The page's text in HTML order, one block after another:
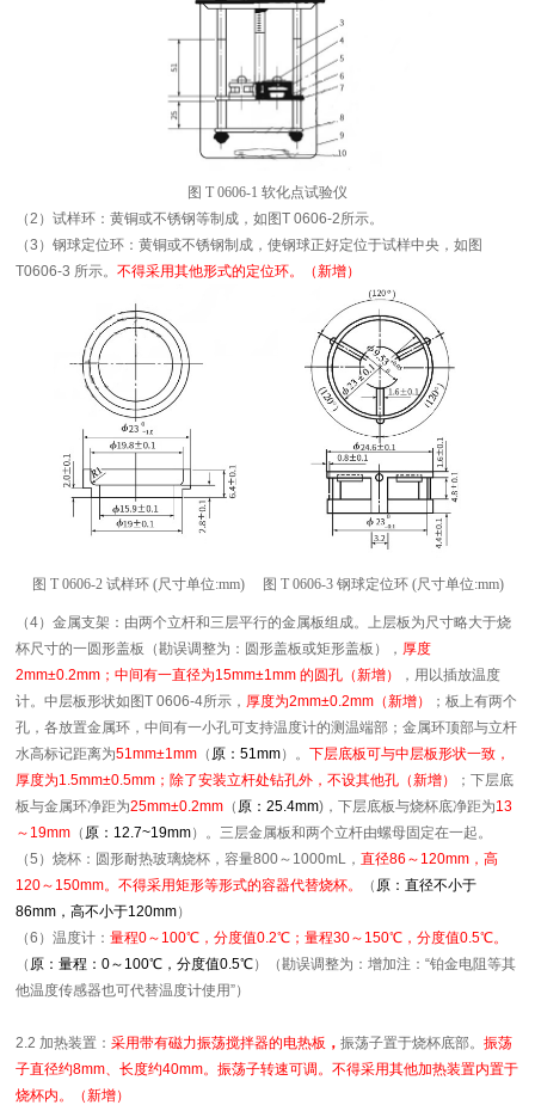
图 T 0606-1 软化点试验仪
（2）试样环：黄铜或不锈钢等制成，如图T 0606-2所示。
（3）钢球定位环：黄铜或不锈钢制成，使钢球正好定位于试样中央，如图
T0606-3 所示。不得采用其他形式的定位环。 （新增）
图 T 0606-2 试样环 (尺寸单位:mm) 图 T 0606-3 钢球定位环 (尺寸单位:mm)
（4）金属支架：由两个立杆和三层平行的金属板组成。上层板为尺寸略大于烧
杯尺寸的一圆形盖板（勘误调整为：圆形盖板或矩形盖板）， 厚度
2mm±0.2mm；中间有一直径为15mm±1mm 的圆孔 （新增）
，用以插放温度
计。中层板形状如图T 0606-4所示， 厚度为2mm±0.2mm（新增）
；板上有两个
孔，各放置金属环，中间有一小孔可支持温度计的测温端部；金属环顶部与立杆
水高标记距离为51mm±1mm （ 原：51mm）。下层底板可与中层板形状一致，
厚度为1.5mm±0.5mm；除了安装立杆处钻孔外，不设其他孔（新增）
；下层底
板与金属环净距为25mm±0.2mm （ 原：25.4mm)，下层底板与烧杯底净距为13
～19mm （ 原： 12.7~19mm）
。三层金属板和两个立杆由螺母固定在一起。
（5）烧杯：圆形耐热玻璃烧杯，容量800～1000mL，直径86～120mm，高
120～150mm。不得采用矩形等形式的容器代替烧杯。
（ 原：直径不小于
86mm，高不小于120mm）
（6）温度计：量程0～100℃，分度值0.2℃；量程30～150℃，分度值0.5℃。
（ 原：量程：0～100℃，分度值0.5℃）（勘误调整为：增加注：“铂金电阻等其
他温度传感器也可代替温度计使用”）
2.2 加热装置：采用带有磁力振荡搅拌器的电热板 ，振荡子置于烧杯底部。振荡
子直径约8mm、长度约40mm。振荡子转速可调。不得采用其他加热装置内置于
烧杯内。（新增）